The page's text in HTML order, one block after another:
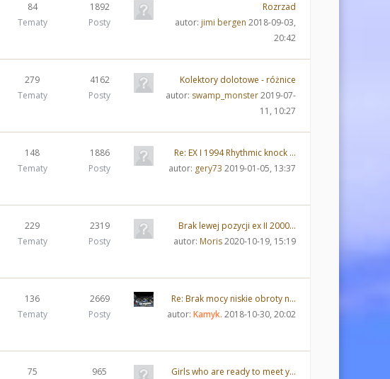
84
Tematy
1892
Posty
Rozrzad
autor: jimi bergen 2018-09-03,
20:42
279
Tematy
4162
Posty
Kolektory dolotowe - różnice
autor: swamp_monster2019-07-
11, 10:27
148
Tematy
1886
Posty
Re: EX I 1994 Rhythmic knock …
autor: gery73 2019-01-05, 13:37
229
Tematy
2319
Posty
Brak lewej pozycji ex II 2000…
autor: Moris2020-10-19, 15:19
136
Tematy
2669
Posty
Re: Brak mocy niskie obroty n…
autor: Kamyk. 2018-10-30, 20:02
75
965
Girls who are ready to meet y…